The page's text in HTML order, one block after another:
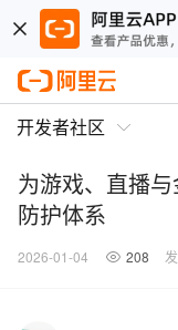
开发者社区
为游戏、直播
防护体系
2026-01-04 208